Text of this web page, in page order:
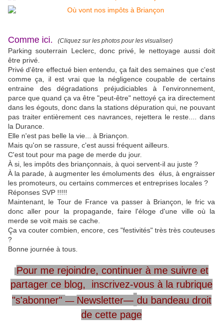
Comme ici. (Cliquez sur les photos pour les visualiser)
Parking souterrain Leclerc, donc privé, le nettoyage aussi doit
être privé.
Privé d'être effectué bien entendu, ça fait des semaines que c'est
comme ça, il est vrai que la négligence coupable de certains
entraine des dégradations préjudiciables à l'environnement,
parce que quand ça va être "peut-être" nettoyé ça ira directement
dans les égouts, donc dans la stations dépuration qui, ne pouvant
pas traiter entièrement ces navrances, rejettera le reste.... dans
la Durance.
Elle n'est pas belle la vie... à Briançon.
Mais qu'on se rassure, c'est aussi fréquent ailleurs.
C'est tout pour ma page de merde du jour.
À si, les impôts des briançonnais, à quoi servent-il au juste ?
À la parade, à augmenter les émoluments des élus, à engraisser
les promoteurs, ou certains commerces et entreprises locales ?
Réponses SVP !!!!!
Maintenant, le Tour de France va passer à Briançon, le fric va
donc aller pour la propagande, faire l'éloge d'une ville où la
merde se voit mais se cache.
Ça va couter combien, encore, ces "festivités" très très couteuses
?
Bonne journée à tous.
Pour me rejoindre, continuer à me suivre et
partager ce blog, inscrivez-vous à la rubrique
"s'abonner" — Newsletter— du bandeau droit
de cette page